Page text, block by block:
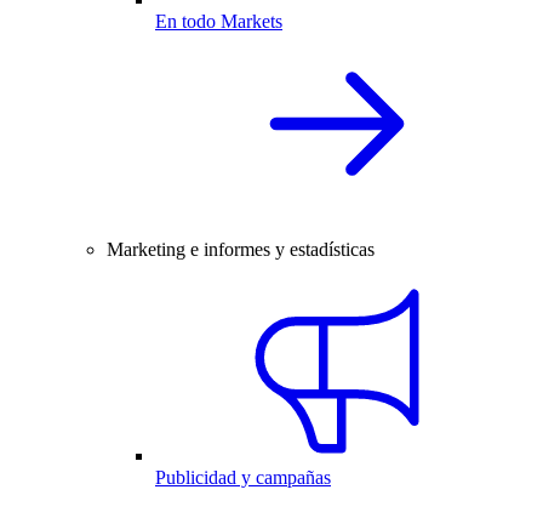
En todo Markets
Marketing e informes y estadísticas
Publicidad y campañas